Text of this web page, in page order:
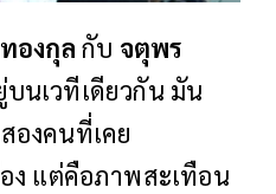
องกุล กับ จตุพร
นเวทีเดียวกัน มัน
องคนที่เคย
ง แต่คือภาพสะเทือน